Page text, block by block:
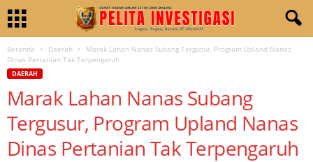
Beranda Daerah
Marak Lahan Nanas Subang Tergusur, Program Upland Nanas
Dinas Pertanian Tak Terpengaruh
DAERAH
Marak Lahan Nanas Subang
Tergusur, Program Upland Nanas
Dinas Pertanian Tak Terpengaruh